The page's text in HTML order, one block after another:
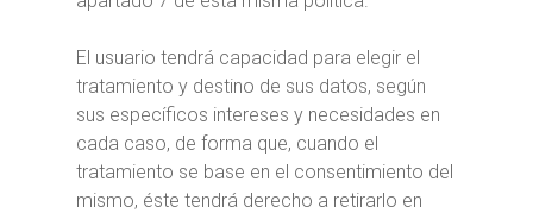
El usuario tendrá capacidad para elegir el
tratamiento y destino de sus datos, según
sus específicos intereses y necesidades en
cada caso, de forma que, cuando el
tratamiento se base en el consentimiento del
mismo, éste tendrá derecho a retirarlo en